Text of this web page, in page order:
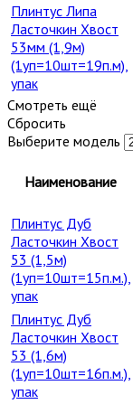
Плинтус Липа
Ласточкин Хвост
53мм (1,9м)
(1уп=10шт=19п.м),
упак
Смотреть ещё
Сбросить
Выберите модель
Наименование
Плинтус Дуб
Ласточкин Хвост
53 (1,5м)
(1уп=10шт=15п.м.),
упак
Плинтус Дуб
Ласточкин Хвост
53 (1,6м)
(1уп=10шт=16п.м.),
упак